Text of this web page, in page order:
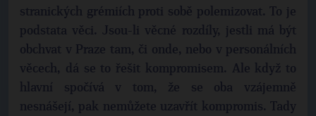
stranických grémiích proti sobě polemizovat. To je
podstata věci. Jsou-li věcné rozdíly, jestli má být
obchvat v Praze tam, či onde, nebo v personálních
věcech, dá se to řešit kompromisem. Ale když to
hlavní spočívá v tom, že se oba vzájemně
nesnášejí, pak nemůžete uzavřít kompromis. Tady